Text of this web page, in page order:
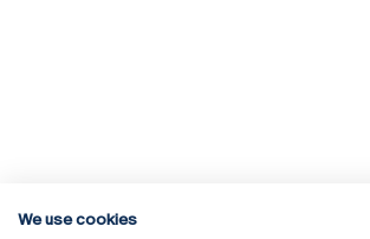
We use cookies